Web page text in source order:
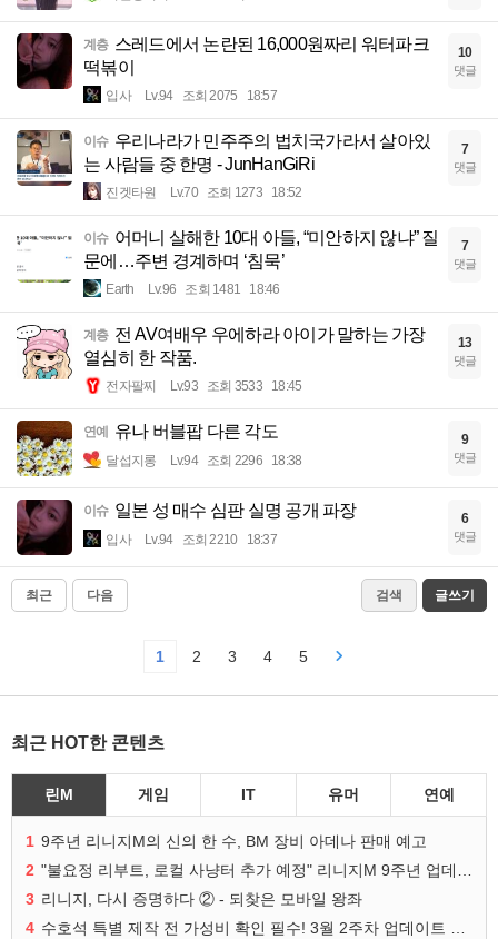
계층 스레드에서 논란된 16,000원짜리 워터파크
떡볶이
입사 Lv.94 조회 2075 18:57
10
댓글
이슈 우리나라가 민주주의 법치국가라서 살아있
는 사람들 중 한명 - JunHanGiRi
진겟타원 Lv.70 조회 1273 18:52
7
댓글
이슈 어머니 살해한 10대 아들, “미안하지 않냐” 질
문에…주변 경계하며 ‘침묵’
Earth Lv.96 조회 1481 18:46
7
댓글
계층 전 AV여배우 우에하라 아이가 말하는 가장
열심히 한 작품.
전자팔찌 Lv.93 조회 3533 18:45
13
댓글
연예 유나 버블팝 다른 각도
달섭지롱 Lv.94 조회 2296 18:38
9
댓글
이슈 일본 성 매수 심판 실명 공개 파장
입사 Lv.94 조회 2210 18:37
6
댓글
최근 다음 검색 글쓰기
1 2 3 4 5
최근 HOT한 콘텐츠
린M 게임 IT 유머 연예
1 9주년 리니지M의 신의 한 수, BM 장비 아데나 판매 예고
2
3 리니지, 다시 증명하다 ② - 되찾은 모바일 왕좌
4